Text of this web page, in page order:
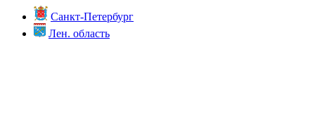
Санкт-Петербург
Лен. область